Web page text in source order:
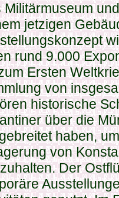
Militärmuseum
jetzigen
rund 9.000
Ersten
von
historische
über die
haben,
von
Der